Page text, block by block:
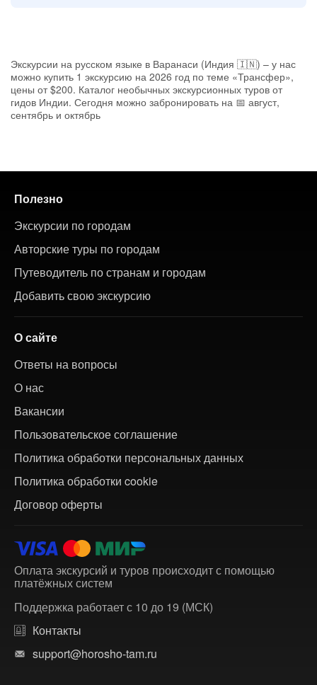
Экскурсии на русском языке в Варанаси (Индия 🇮🇳) – у нас
можно купить 1 экскурсию на 2026 год по теме «Трансфер»,
цены от $200. Каталог необычных экскурсионных туров от
гидов Индии. Сегодня можно забронировать на 📅 август,
сентябрь и октябрь
Полезно
Экскурсии по городам
Авторские туры по городам
Путеводитель по странам и городам
Добавить свою экскурсию
О сайте
Ответы на вопросы
О нас
Вакансии
Пользовательское соглашение
Политика обработки персональных данных
Политика обработки cookie
Договор оферты
Оплата экскурсий и туров происходит с помощью
платёжных систем
Поддержка работает с 10 до 19 (МСК)
Контакты
support@horosho-tam.ru